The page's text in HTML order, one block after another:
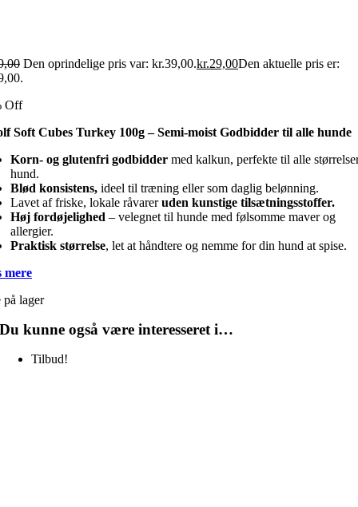
Den oprindelige pris var: kr.39,00.kr.29,00Den aktuelle pris er:
Off
Soft Cubes Turkey 100g – Semi-moist Godbidder til alle hunde
Korn- og glutenfri godbidder med kalkun, perfekte til alle
hund.
Blød konsistens, ideel til træning eller som daglig belønning.
Lavet af friske, lokale råvareruden kunstige tilsætningsstoffer.
Høj fordøjelighed – velegnet til hunde med følsomme maver og
allergier.
Praktisk størrelse, let at håndtere og nemme for din hund at spise.
mere
på lager
Du kunne også være interesseret i…
Tilbud!